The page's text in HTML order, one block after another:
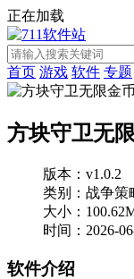
正在加载
首页 游戏 软件 专题
方块守卫无
版本：v1.0.2
类别：战争策
大小：
时间：2026-
软件介绍